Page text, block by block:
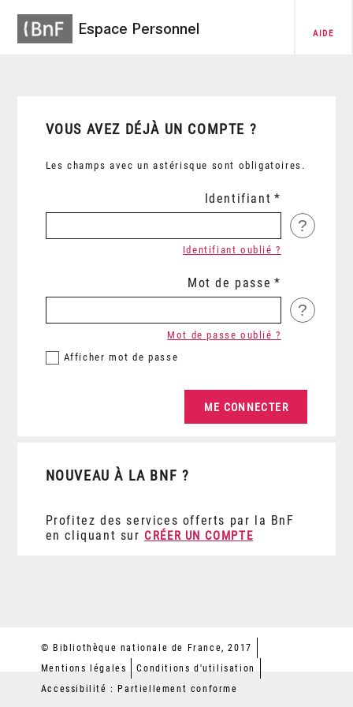
Espace Personnel AIDE
VOUS AVEZ DÉJÀ UN COMPTE ?
Les champs avec un astérisque sont obligatoires.
Identifiant
?
Identifiant oublié ?
Mot de passe
?
Afficher mot de passe
Mot de passe oublié ?
NOUVEAU À LA BNF ?
Profitez des services offerts par la BnF
en cliquant sur CRÉER UN COMPTE
© Bibliothèque nationale de France, 2017
Mentions légales
Conditions d'utilisation
Accessibilité : Partiellement conforme